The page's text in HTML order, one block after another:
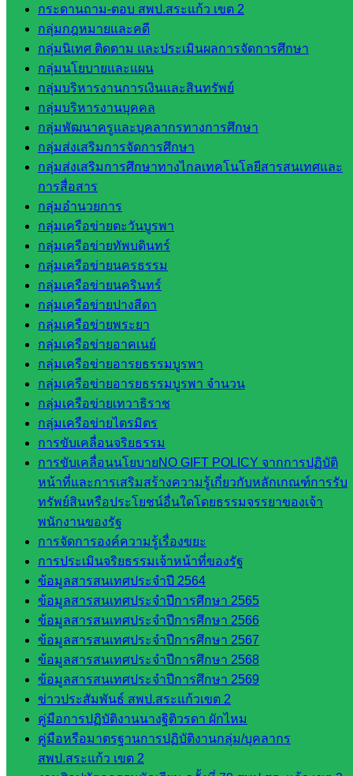
กระดานถาม-ตอบ สพป.สระแก้ว เขต 2
กลุ่มกฎหมายและคดี
กลุ่มนิเทศ ติดตาม และประเมินผลการจัดการศึกษา
กลุ่มนโยบายและแผน
กลุ่มบริหารงานการเงินและสินทรัพย์
กลุ่มบริหารงานบุคคล
กลุ่มพัฒนาครูและบุคลากรทางการศึกษา
กลุ่มส่งเสริมการจัดการศึกษา
กลุ่มส่งเสริมการศึกษาทางไกลเทคโนโลยีสารสนเทศและ
การสื่อสาร
กลุ่มอำนวยการ
กลุ่มเครือข่ายตะวันบูรพา
กลุ่มเครือข่ายทัพบดินทร์
กลุ่มเครือข่ายนครธรรม
กลุ่มเครือข่ายนครินทร์
กลุ่มเครือข่ายปางสีดา
กลุ่มเครือข่ายพระยา
กลุ่มเครือข่ายอาคเนย์
กลุ่มเครือข่ายอารยธรรมบูรพา
กลุ่มเครือข่ายอารยธรรมบูรพา จำนวน
กลุ่มเครือข่ายเทวาธิราช
กลุ่มเครือข่ายไตรมิตร
การขับเคลื่อนจริยธรรม
การขับเคลื่อนนโยบายNO GIFT POLICY จากการปฏิบัติ
หน้าที่และการเสริมสร้างความรู้เกี่ยวกับหลักเกณฑ์การรับ
ทรัพย์สินหรือประโยชน์อื่นใดโดยธรรมจรรยาของเจ้า
พนักงานของรัฐ
การจัดการองค์ความรู้เรื่องขยะ
การประเมินจริยธรรมเจ้าหน้าที่ของรัฐ
ข้อมูลสารสนเทศประจำปี 2564
ข้อมูลสารสนเทศประจำปีการศึกษา 2565
ข้อมูลสารสนเทศประจำปีการศึกษา 2566
ข้อมูลสารสนเทศประจำปีการศึกษา 2567
ข้อมูลสารสนเทศประจำปีการศึกษา 2568
ข้อมูลสารสนเทศประจำปีการศึกษา 2569
ข่าวประสัมพันธ์ สพป.สระแก้วเขต 2
คู่มือการปฏิบัติงานนางฐิติวรดา ผักไหม
คู่มือหรือมาตรฐานการปฏิบัติงานกลุ่ม/บุคลากร
สพป.สระแก้ว เขต 2
เขต 1
โรงเรียน
ในสังกัด
สพป.สระแก้ว
เขต 2
วิทยาลัย
เทคนิค
สระแก้ว
วิทยาลัย
เทคนิค
วังน้ำเย็น
กศน.สระแก้ว
เว็บไซต์
กลุ่มงาน
ใน
สำนักงาน
กลุ่
มอำนวย
การ
กลุ่ม
บริหาร
งานงาน
เงินและ
สินทรัพย์
กลุ่มน
โยบาย
และแผน
กลุ่มส่ง
เสริมการ
จัดการ
ศึกษา
กลุ่ม
บริหาร
งาน
บุคคล